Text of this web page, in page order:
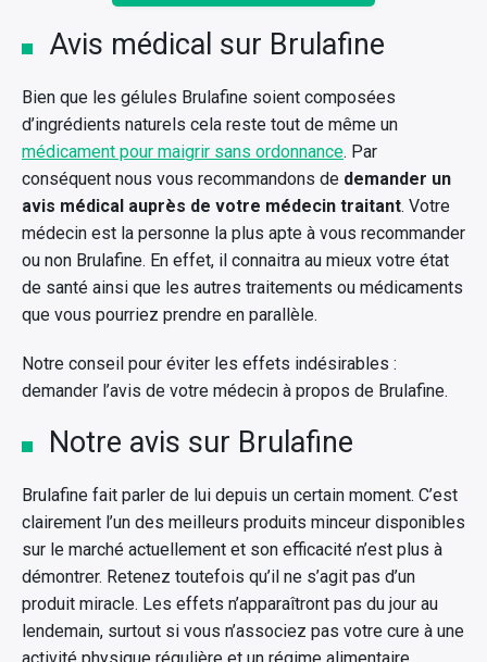
Avis médical sur Brulafine
Bien que les gélules Brulafine soient composées
d’ingrédients naturels cela reste tout de même un
médicament pour maigrir sans ordonnance. Par
conséquent nous vous recommandons de demander un
avis médical auprès de votre médecin traitant. Votre
médecin est la personne la plus apte à vous recommander
ou non Brulafine. En effet, il connaitra au mieux votre état
de santé ainsi que les autres traitements ou médicaments
que vous pourriez prendre en parallèle.
Notre conseil pour éviter les effets indésirables :
demander l’avis de votre médecin à propos de Brulafine.
Notre avis sur Brulafine
Brulafine fait parler de lui depuis un certain moment. C’est
clairement l’un des meilleurs produits minceur disponibles
sur le marché actuellement et son efficacité n’est plus à
démontrer. Retenez toutefois qu’il ne s’agit pas d’un
produit miracle. Les effets n’apparaîtront pas du jour au
lendemain, surtout si vous n’associez pas votre cure à une
activité physique régulière et un régime alimentaire